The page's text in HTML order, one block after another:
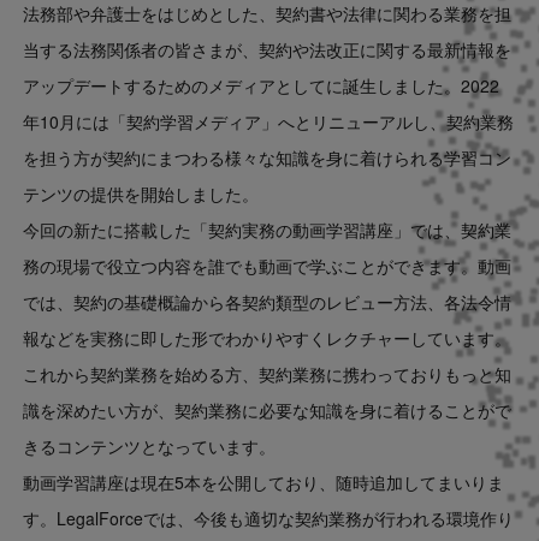
法務部や弁護士をはじめとした、契約書や法律に関わる業務を担
当する法務関係者の皆さまが、契約や法改正に関する最新情報を
アップデートするためのメディアとしてに誕生しました。2022
年10月には「契約学習メディア」へとリニューアルし、契約業務
を担う方が契約にまつわる様々な知識を身に着けられる学習コン
テンツの提供を開始しました。
今回の新たに搭載した「契約実務の動画学習講座」では、契約業
務の現場で役立つ内容を誰でも動画で学ぶことができます。動画
では、契約の基礎概論から各契約類型のレビュー方法、各法令情
報などを実務に即した形でわかりやすくレクチャーしています。
これから契約業務を始める方、契約業務に携わっておりもっと知
識を深めたい方が、契約業務に必要な知識を身に着けることがで
きるコンテンツとなっています。
動画学習講座は現在5本を公開しており、随時追加してまいりま
す。LegalForceでは、今後も適切な契約業務が行われる環境作り